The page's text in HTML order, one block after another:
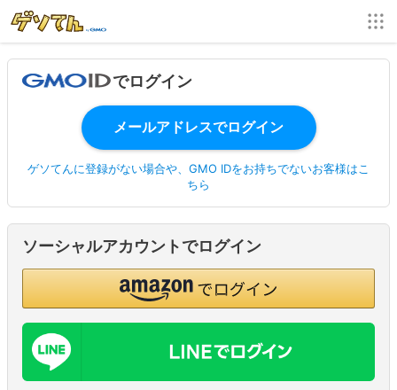
でログイン
ゲソてんに登録がない場合や、GMO IDをお持ちでないお客様はこ
ちら
ソーシャルアカウントでログイン